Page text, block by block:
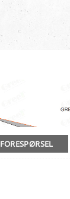
FORESPØRSEL